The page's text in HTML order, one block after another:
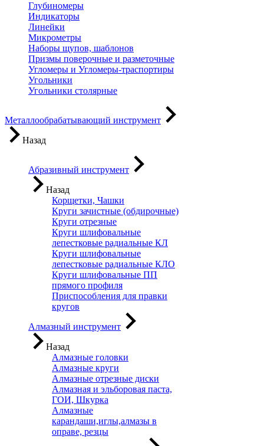
Глубиномеры
Индикаторы
Линейки
Микрометры
Наборы щупов, шаблонов
Призмы поверочные и разметочные
Угломеры и Угломеры-траспортиры
Угольники
Угольники столярные
Металлообрабатывающий инструмент
Назад
Абразивный инструмент
Назад
Корщетки, Чашки
Круги зачистные (обдирочные)
Круги отрезные
Круги шлифовальные
лепестковые радиальные КЛ
Круги шлифовальные
лепестковые радиальные КЛО
Круги шлифовальные ПП
прямого профиля
Приспособления для правки
кругов
Алмазный инструмент
Назад
Алмазные головки
Алмазные круги
Алмазные отрезные диски
Алмазная и эльборовая паста,
ГОИ, Шкурка
Алмазные
карандаши,иглы,алмазы в
оправе, резцы